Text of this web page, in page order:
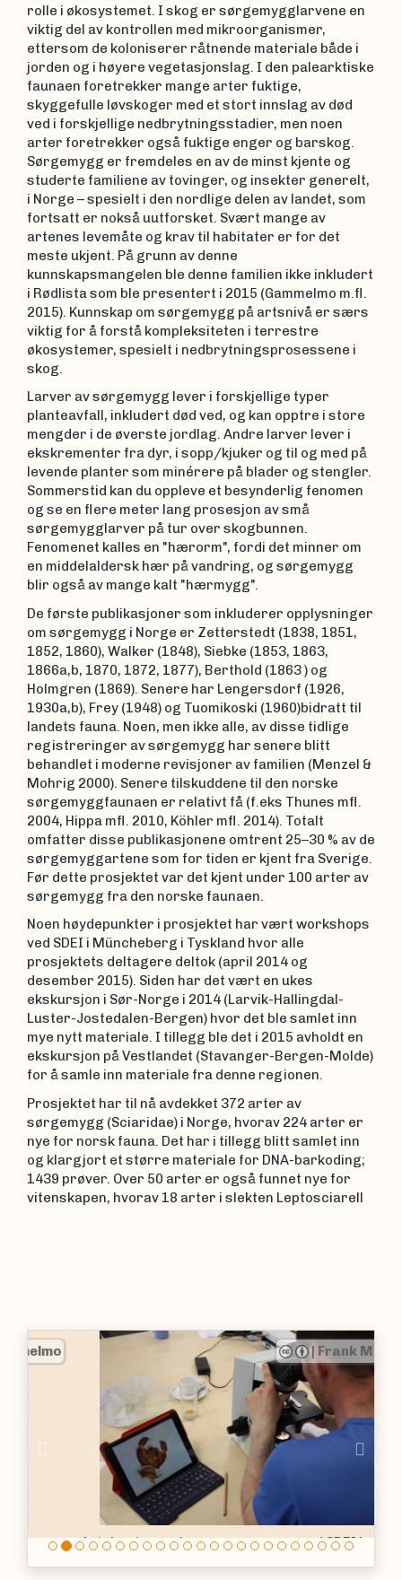
rolle i økosystemet. I skog er sørgemygglarvene en
viktig del av kontrollen med mikroorganismer,
ettersom de koloniserer råtnende materiale både i
jorden og i høyere vegetasjonslag. I den palearktiske
faunaen foretrekker mange arter fuktige,
skyggefulle løvskoger med et stort innslag av død
ved i forskjellige nedbrytningsstadier, men noen
arter foretrekker også fuktige enger og barskog.
Sørgemygg er fremdeles en av de minst kjente og
studerte familiene av tovinger, og insekter generelt,
i Norge – spesielt i den nordlige delen av landet, som
fortsatt er nokså uutforsket. Svært mange av
artenes levemåte og krav til habitater er for det
meste ukjent. På grunn av denne
kunnskapsmangelen ble denne familien ikke inkludert
i Rødlista som ble presentert i 2015 (Gammelmo m.fl.
2015). Kunnskap om sørgemygg på artsnivå er særs
viktig for å forstå kompleksiteten i terrestre
økosystemer, spesielt i nedbrytningsprosessene i
skog.
Larver av sørgemygg lever i forskjellige typer
planteavfall, inkludert død ved, og kan opptre i store
mengder i de øverste jordlag. Andre larver lever i
ekskrementer fra dyr, i sopp/kjuker og til og med på
levende planter som minérere på blader og stengler.
Sommerstid kan du oppleve et besynderlig fenomen
og se en flere meter lang prosesjon av små
sørgemygglarver på tur over skogbunnen.
Fenomenet kalles en "hærorm", fordi det minner om
en middelaldersk hær på vandring, og sørgemygg
blir også av mange kalt "hærmygg".
De første publikasjoner som inkluderer opplysninger
om sørgemygg i Norge er Zetterstedt (1838, 1851,
1852, 1860), Walker (1848), Siebke (1853, 1863,
1866a,b, 1870, 1872, 1877), Berthold (1863 ) og
Holmgren (1869). Senere har Lengersdorf (1926,
1930a,b), Frey (1948) og Tuomikoski (1960)bidratt til
landets fauna. Noen, men ikke alle, av disse tidlige
registreringer av sørgemygg har senere blitt
behandlet i moderne revisjoner av familien (Menzel &
Mohrig 2000). Senere tilskuddene til den norske
sørgemyggfaunaen er relativt få (f.eks Thunes mfl.
2004, Hippa mfl. 2010, Köhler mfl. 2014). Totalt
omfatter disse publikasjonene omtrent 25–30 % av de
sørgemyggartene som for tiden er kjent fra Sverige.
Før dette prosjektet var det kjent under 100 arter av
sørgemygg fra den norske faunaen.
Noen høydepunkter i prosjektet har vært workshops
ved SDEI i Müncheberg i Tyskland hvor alle
prosjektets deltagere deltok (april 2014 og
desember 2015). Siden har det vært en ukes
ekskursjon i Sør-Norge i 2014 (Larvik-Hallingdal-
Luster-Jostedalen-Bergen) hvor det ble samlet inn
mye nytt materiale. I tillegg ble det i 2015 avholdt en
ekskursjon på Vestlandet (Stavanger-Bergen-Molde)
for å samle inn materiale fra denne regionen.
Prosjektet har til nå avdekket 372 arter av
sørgemygg (Sciaridae) i Norge, hvorav 224 arter er
nye for norsk fauna. Det har i tillegg blitt samlet inn
og klargjort et større materiale for DNA-barkoding;
1439 prøver. Over 50 arter er også funnet nye for
vitenskapen, hvorav 18 arter i slekten Leptosciarell
|Frank Menzel
Artsbestemmelse av sørgemygg ved SDEI i
Previous